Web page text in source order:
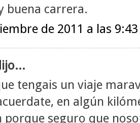
buena carrera.
de 2011 a las 9:43
tengais un viaje
en algún
porque seguro que